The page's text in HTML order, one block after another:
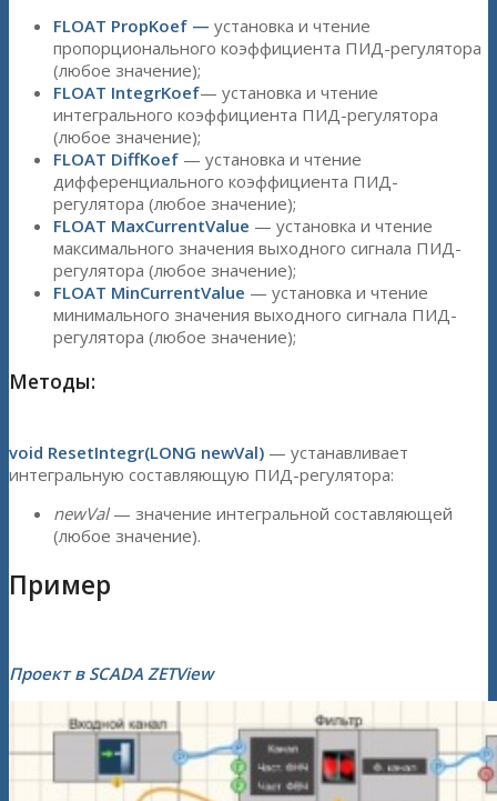
FLOAT PropKoef — установка и чтение
пропорционального коэффициента ПИД-регулятора
(любое значение);
FLOAT IntegrKoef— установка и чтение
интегрального коэффициента ПИД-регулятора
(любое значение);
FLOAT DiffKoef — установка и чтение
дифференциального коэффициента ПИД-
регулятора (любое значение);
FLOAT MaxCurrentValue — установка и чтение
максимального значения выходного сигнала ПИД-
регулятора (любое значение);
FLOAT MinCurrentValue — установка и чтение
минимального значения выходного сигнала ПИД-
регулятора (любое значение);
Методы:
void ResetIntegr(LONG newVal) — устанавливает
интегральную составляющую ПИД-регулятора:
newVal— значение интегральной составляющей
(любое значение).
Пример
Проект в SCADA ZETView